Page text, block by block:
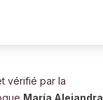
vérifié par la
María Alejandra